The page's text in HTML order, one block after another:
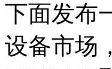
下面发布
设备市场